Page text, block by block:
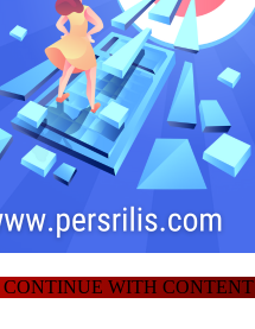
CONTINUE WITH CONTENT